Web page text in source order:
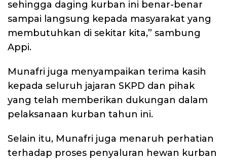
sehingga daging kurban ini benar-benar
sampai langsung kepada masyarakat yang
membutuhkan di sekitar kita,” sambung
Appi.
Munafri juga menyampaikan terima kasih
kepada seluruh jajaran SKPD dan pihak
yang telah memberikan dukungan dalam
pelaksanaan kurban tahun ini.
Selain itu, Munafri juga menaruh perhatian
terhadap proses penyaluran hewan kurban